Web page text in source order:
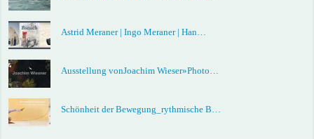
Astrid Meraner | Ingo Meraner | Han…
Ausstellung vonJoachim Wieser»Photo…
Schönheit der Bewegung_rythmische B…